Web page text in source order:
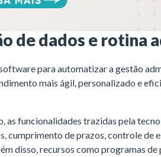
de dados e rotina
para automatizar a gestão
mais ágil, personalizado e
as funcionalidades trazidas pela
cumprimento de prazos, controle de
disso, recursos como programas